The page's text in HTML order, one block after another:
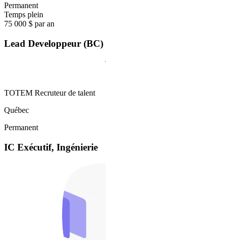
Permanent
Temps plein
75 000 $ par an
Lead Developpeur (BC)
TOTEM Recruteur de talent
Québec
Permanent
IC Exécutif, Ingénierie